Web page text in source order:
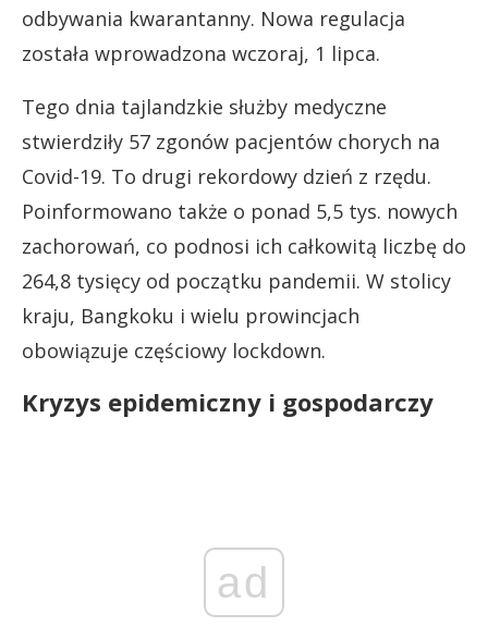
odbywania kwarantanny. Nowa regulacja
została wprowadzona wczoraj, 1 lipca.
Tego dnia tajlandzkie służby medyczne
stwierdziły 57 zgonów pacjentów chorych na
Covid-19. To drugi rekordowy dzień z rzędu.
Poinformowano także o ponad 5,5 tys. nowych
zachorowań, co podnosi ich całkowitą liczbę do
264,8 tysięcy od początku pandemii. W stolicy
kraju, Bangkoku i wielu prowincjach
obowiązuje częściowy lockdown.
Kryzys epidemiczny i gospodarczy
ad